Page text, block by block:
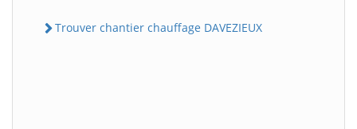
Trouver chantier chauffage DAVEZIEUX